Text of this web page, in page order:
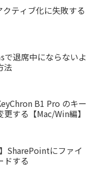
ティブ化に失敗する
で退席中にならないよ
法
B1 Pro のキー
する【Mac/Win編】
SharePointにファイ
ドする